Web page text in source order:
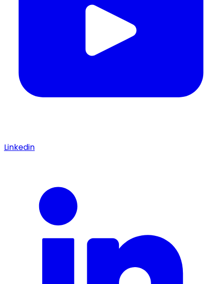
Linkedin